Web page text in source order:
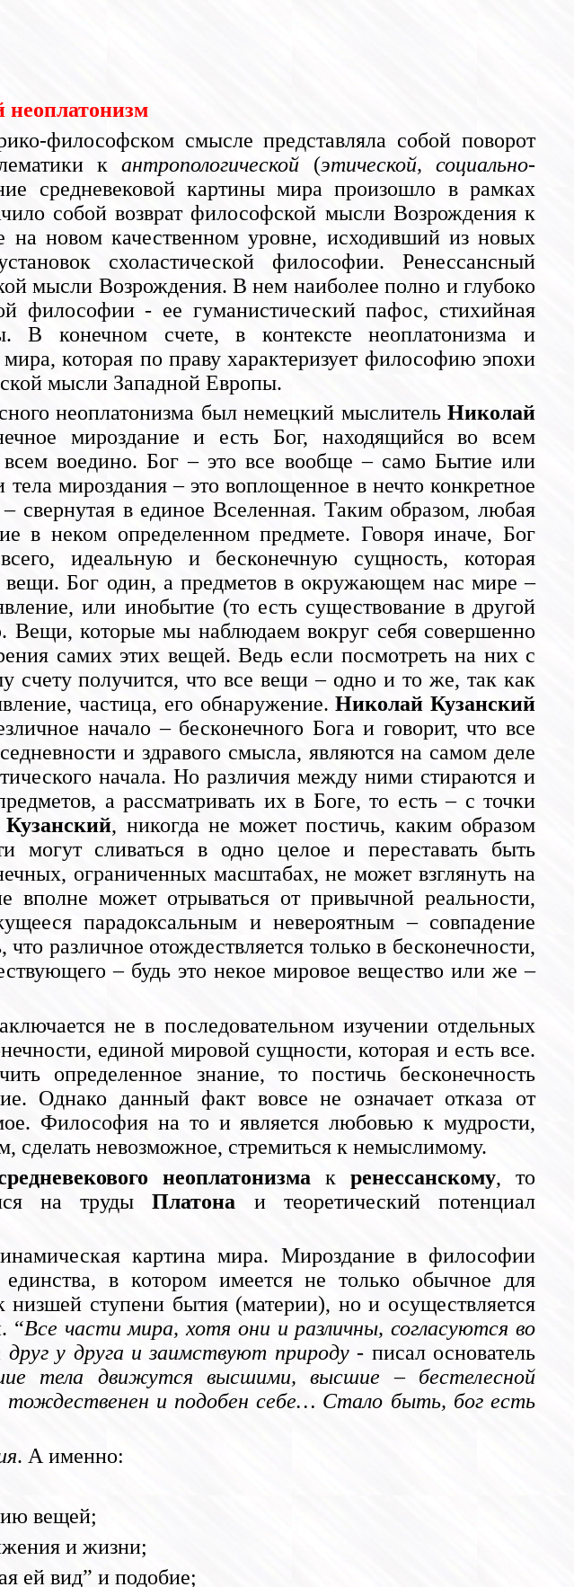
неоплатонизм
философском смысле представляла собой поворот
кантропологической (этической, социально-
средневековой картины мира произошло в рамках
собой возврат философской мысли Возрождения к
на новом качественном уровне, исходивший из новых
схоластической философии. Ренессансный
мысли Возрождения. В нем наиболее полно и глубоко
философии - ее гуманистический пафос, стихийная
В конечном счете, в контексте неоплатонизма и
которая по праву характеризует философию эпохи
мысли Западной Европы.
неоплатонизма был немецкий мыслительНиколай
мироздание и есть Бог, находящийся во всем
воедино. Бог – это все вообще – само Бытие или
мироздания – это воплощенное в нечто конкретное
свернутая в единое Вселенная. Таким образом, любая
в неком определенном предмете. Говоря иначе, Бог
идеальную и бесконечную сущность, которая
вещи. Бог один, а предметов в окружающем нас мире –
или инобытие (то есть существование в другой
Вещи, которые мы наблюдаем вокруг себя совершенно
самих этих вещей. Ведь если посмотреть на них с
счету получится, что все вещи – одно и то же, так как
частица, его обнаружение.Николай Кузанский
начало – бесконечного Бога и говорит, что все
и здравого смысла, являются на самом деле
начала. Но различия между ними стираются и
а рассматривать их в Боге, то есть – с точки
Кузанский, никогда не может постичь, каким образом
могут сливаться в одно целое и переставать быть
ограниченных масштабах, не может взглянуть на
может отрываться от привычной реальности,
парадоксальным и невероятным – совпадение
различное отождествляется только в бесконечности,
– будь это некое мировое вещество или же –
не в последовательном изучении отдельных
единой мировой сущности, которая и есть все.
определенное знание, то постичь бесконечность
Однако данный факт вовсе не означает отказа от
Философия на то и является любовью к мудрости,
сделать невозможное, стремиться к немыслимому.
неоплатонизма кренессанскому, то
на трудыПлатона и теоретический потенциал
картина мира. Мироздание в философии
единства, в котором имеется не только обычное для
ступени бытия (материи), но и осуществляется
“Все части мира, хотя они и различны, согласуются во
у друга и заимствуют природу- писал основатель
тела движутся высшими, высшие – бестелесной
тождественен и подобен себе… Стало быть, бог есть
. А именно:
вещей;
и жизни;
ей вид” и подобие;